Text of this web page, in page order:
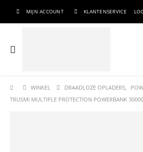
MIJN ACCOUNT KLANTENSERVICE
WINKEL DRAADLOZE OPLADERS
TRUSMI MULTIPLE PROTECTION POWERBANK